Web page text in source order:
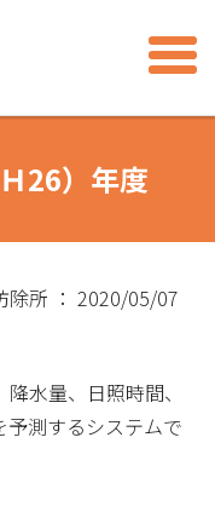
26）年度
除所 ： 2020/05/07
水量、日照時間、
測するシステムで